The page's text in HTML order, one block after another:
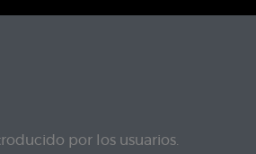
por los usuarios.